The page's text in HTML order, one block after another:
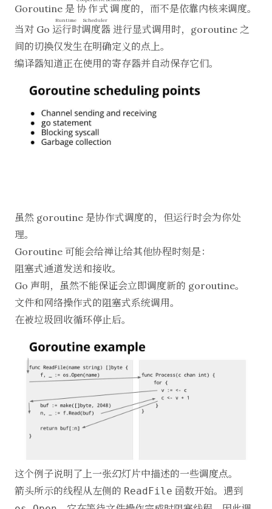
Goroutine 是 协作式调度的，而不是依靠内核来调度。
当对 Go 运行时调度器
Runtime Scheduler
进行显式调用时，goroutine 之
间的切换仅发生在明确定义的点上。
编译器知道正在使用的寄存器并自动保存它们。
虽然 goroutine 是协作式调度的，但运行时会为你处
理。
Goroutine 可能会给禅让给其他协程时刻是：
阻塞式通道发送和接收。
Go 声明，虽然不能保证会立即调度新的 goroutine。
文件和网络操作式的阻塞式系统调用。
在被垃圾回收循环停止后。
这个例子说明了上一张幻灯片中描述的一些调度点。
箭头所示的线程从左侧的 ReadFile 函数开始。遇到